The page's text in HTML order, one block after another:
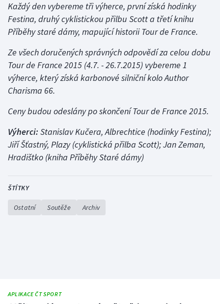
Plážový volejbal
Rychlobruslení
Rychlostní kanoistika
Short track
Sportovní střelba
Stolní tenis
Triatlon
Veslování
Každý den vybereme tři výherce, první získá hodinky
Festina, druhý cyklistickou přilbu Scott a třetí knihu
Příběhy staré dámy, mapující historii Tour de France.
Ze všech doručených správných odpovědí za celou dobu
Tour de France 2015 (4.7. - 26.7.2015) vybereme 1
výherce, který získá karbonové silniční kolo Author
Charisma 66.
Ceny budou odeslány po skončení Tour de France 2015.
Výherci: Stanislav Kučera, Albrechtice (hodinky Festina);
Jiří Šťastný, Plazy (cyklistická přilba Scott); Jan Zeman,
Hradištko (kniha Příběhy Staré dámy)
ŠTÍTKY
Ostatní Soutěže Archiv
APLIKACE ČT SPORT